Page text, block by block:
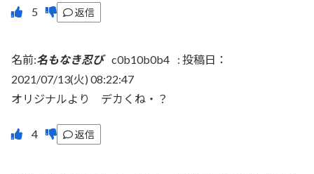
返信
名前:名もなき忍び c0b10b0b4 : 投稿日：
2021/07/13(火) 08:22:47
オリジナルより デカくね・？
返信